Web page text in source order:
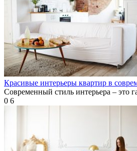
Красивые интерьеры квартир в
Современный стиль интерьера – это
0 6